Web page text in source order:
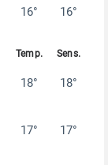
16° 16°
18° 18°
17° 17°